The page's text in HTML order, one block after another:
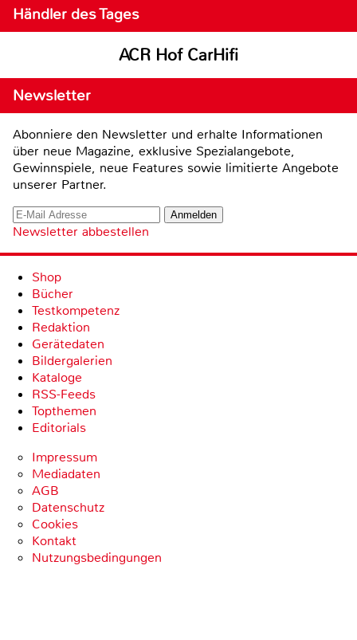
Händler des Tages
ACR Hof CarHifi
Newsletter
Abonniere den Newsletter und erhalte Informationen
über neue Magazine, exklusive Spezialangebote,
Gewinnspiele, neue Features sowie limitierte Angebote
unserer Partner.
Newsletter abbestellen
Shop
Bücher
Testkompetenz
Redaktion
Gerätedaten
Bildergalerien
Kataloge
RSS-Feeds
Topthemen
Editorials
Impressum
Mediadaten
AGB
Datenschutz
Cookies
Kontakt
Nutzungsbedingungen